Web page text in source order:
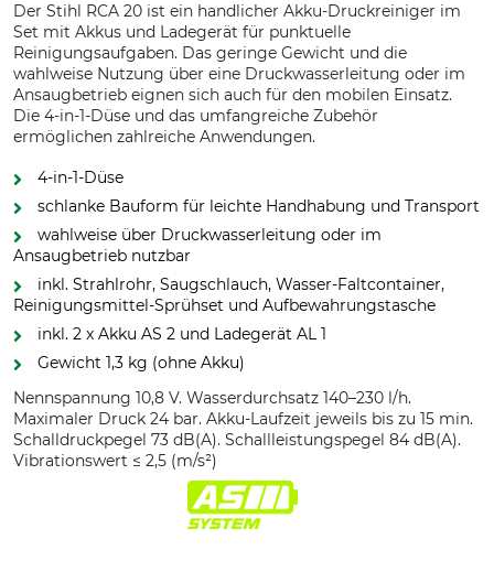
Der Stihl RCA 20 ist ein handlicher Akku-Druckreiniger im
Set mit Akkus und Ladegerät für punktuelle
Reinigungsaufgaben. Das geringe Gewicht und die
wahlweise Nutzung über eine Druckwasserleitung oder im
Ansaugbetrieb eignen sich auch für den mobilen Einsatz.
Die 4-in-1-Düse und das umfangreiche Zubehör
ermöglichen zahlreiche Anwendungen.
4-in-1-Düse
schlanke Bauform für leichte Handhabung und Transport
wahlweise über Druckwasserleitung oder im
Ansaugbetrieb nutzbar
inkl. Strahlrohr, Saugschlauch, Wasser-Faltcontainer,
Reinigungsmittel-Sprühset und Aufbewahrungstasche
inkl. 2 x Akku AS 2 und Ladegerät AL 1
Gewicht 1,3 kg (ohne Akku)
Nennspannung 10,8 V. Wasserdurchsatz 140–230 l/h.
Maximaler Druck 24 bar. Akku-Laufzeit jeweils bis zu 15 min.
Schalldruckpegel 73 dB(A). Schallleistungspegel 84 dB(A).
Vibrationswert ≤ 2,5 (m/s²)